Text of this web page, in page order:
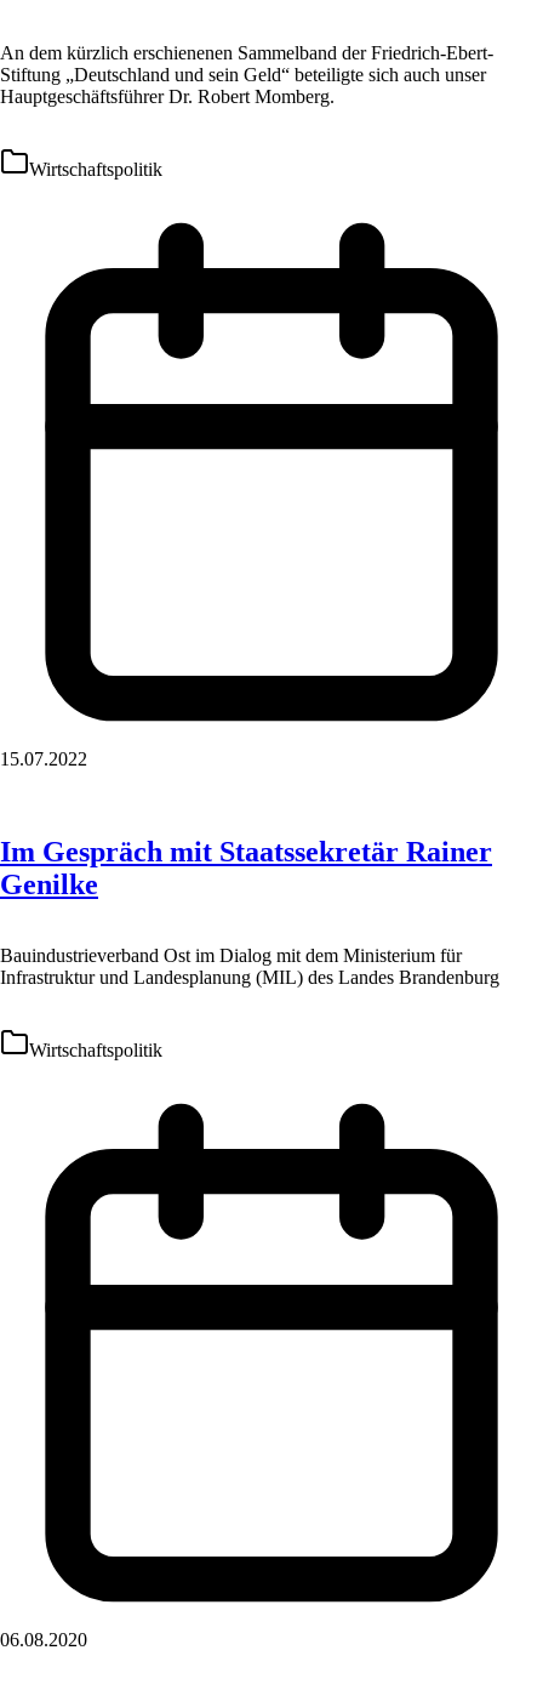
An dem kürzlich erschienenen Sammelband der Friedrich-Ebert-
Stiftung „Deutschland und sein Geld“ beteiligte sich auch unser
Hauptgeschäftsführer Dr. Robert Momberg.
Wirtschaftspolitik
15.07.2022
Im Gespräch mit Staatssekretär Rainer
Genilke
Bauindustrieverband Ost im Dialog mit dem Ministerium für
Infrastruktur und Landesplanung (MIL) des Landes Brandenburg
Wirtschaftspolitik
06.08.2020